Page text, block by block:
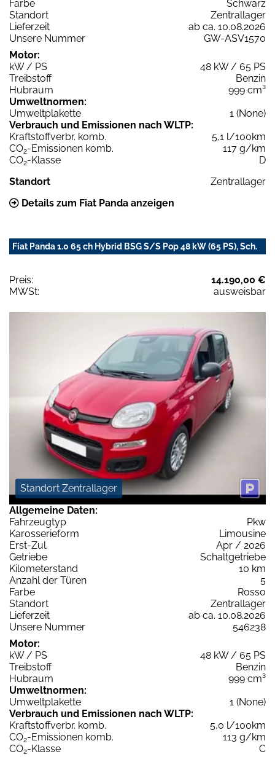
Farbe
Schwarz
Standort
Zentrallager
Lieferzeit
ab ca. 10.08.2026
Unsere Nummer
GW-ASV1570
Motor:
kW / PS
48 kW / 65 PS
Treibstoff
Benzin
Hubraum
999 cm³
Umweltnormen:
Umweltplakette
1 (None)
Verbrauch und Emissionen nach WLTP:
Kraftstoffverbr. komb.
5,1 l/100km
CO2-Emissionen komb.
117 g/km
CO2-Klasse
D
Standort
Zentrallager
Details zum Fiat Panda anzeigen
Fiat Panda 1.0 65 ch Hybrid BSG S/S Pop 48 kW (65 PS), Sch.
Preis:
14.190,00 €
MWSt:
ausweisbar
Standort Zentrallager
Allgemeine Daten:
Fahrzeugtyp
Pkw
Karosserieform
Limousine
Erst-Zul.
Apr / 2026
Getriebe
Schaltgetriebe
Kilometerstand
10 km
Anzahl der Türen
5
Farbe
Rosso
Standort
Zentrallager
Lieferzeit
ab ca. 10.08.2026
Unsere Nummer
546238
Motor:
kW / PS
48 kW / 65 PS
Treibstoff
Benzin
Hubraum
999 cm³
Umweltnormen:
Umweltplakette
1 (None)
Verbrauch und Emissionen nach WLTP:
Kraftstoffverbr. komb.
5,0 l/100km
CO2-Emissionen komb.
113 g/km
CO2-Klasse
C